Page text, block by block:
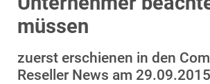
müssen
zuerst erschienen in den
Reseller News am 29.09.2015